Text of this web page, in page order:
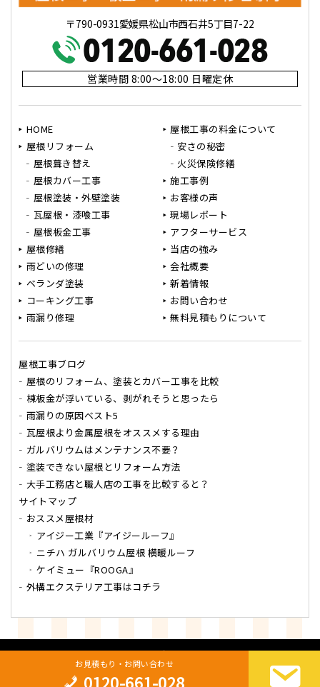
お見積もり・お問い合わせ
0120-661-028
〒790-0931愛媛県松山市西石井5丁目7-22
営業時間 8:00～18:00 日曜定休
HOME
屋根リフォーム
屋根葺き替え
屋根カバー工事
屋根塗装・外壁塗装
瓦屋根・漆喰工事
屋根板金工事
屋根修繕
雨どいの修理
ベランダ塗装
コーキング工事
雨漏り修理
屋根工事の料金について
安さの秘密
火災保険修繕
施工事例
お客様の声
現場レポート
アフターサービス
当店の強み
会社概要
新着情報
お問い合わせ
無料見積もりについて
屋根工事ブログ
屋根のリフォーム、塗装とカバー工事を比較
棟板金が浮いている、剥がれそうと思ったら
雨漏りの原因ベスト5
瓦屋根より金属屋根をオススメする理由
ガルバリウムはメンテナンス不要？
塗装できない屋根とリフォーム方法
大手工務店と職人店の工事を比較すると？
サイトマップ
おススメ屋根材
アイジー工業『アイジールーフ』
ニチハ ガルバリウム屋根 横暖ルーフ
ケイミュー『ROOGA』
外構エクステリア工事はコチラ
Copyright日本エース開発All Rights Reserved